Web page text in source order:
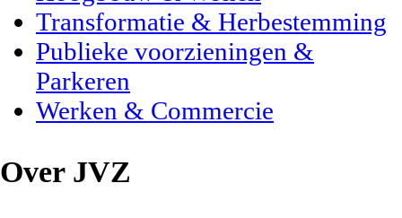
Transformatie & Herbestemming
Publieke voorzieningen &
Parkeren
Werken & Commercie
Over JVZ